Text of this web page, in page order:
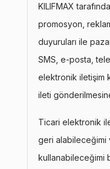
KILIFMAX
promosyon,
duyuruları ile
SMS, e-posta,
elektronik iletişim
ileti
Ticari elektronik
geri alabileceğimi
kullanabileceğimi